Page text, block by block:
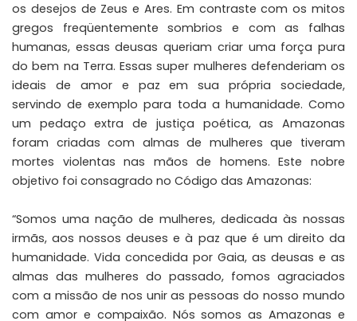
os desejos de Zeus e Ares. Em contraste com os mitos
gregos freqüentemente sombrios e com as falhas
humanas, essas deusas queriam criar uma força pura
do bem na Terra. Essas super mulheres defenderiam os
ideais de amor e paz em sua própria sociedade,
servindo de exemplo para toda a humanidade. Como
um pedaço extra de justiça poética, as Amazonas
foram criadas com almas de mulheres que tiveram
mortes violentasnas mãos de homens. Este nobre
objetivo foi consagrado no Código das Amazonas:
“Somos uma nação de mulheres, dedicada às nossas
irmãs, aos nossos deuses e à paz que é um direito da
humanidade. Vida concedida por Gaia, as deusas e as
almas das mulheres do passado, fomos agraciados
com a missão de nos unir as pessoas do nosso mundo
com amor e compaixão. Nós somos as Amazonas e